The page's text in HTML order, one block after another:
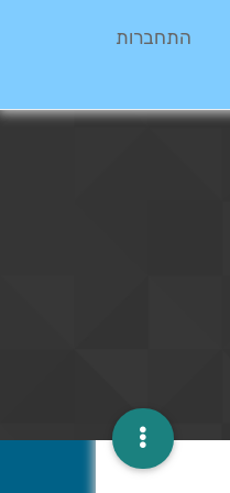
התחברות